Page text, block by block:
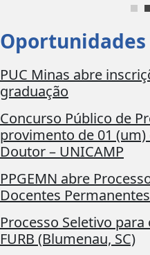
Oportunidades
PUC Minas abre
graduação
Concurso Público de
provimento de 01
Doutor – UNICAMP
PPGEMN abre
Docentes
Processo Seletivo
FURB (Blumenau, SC)